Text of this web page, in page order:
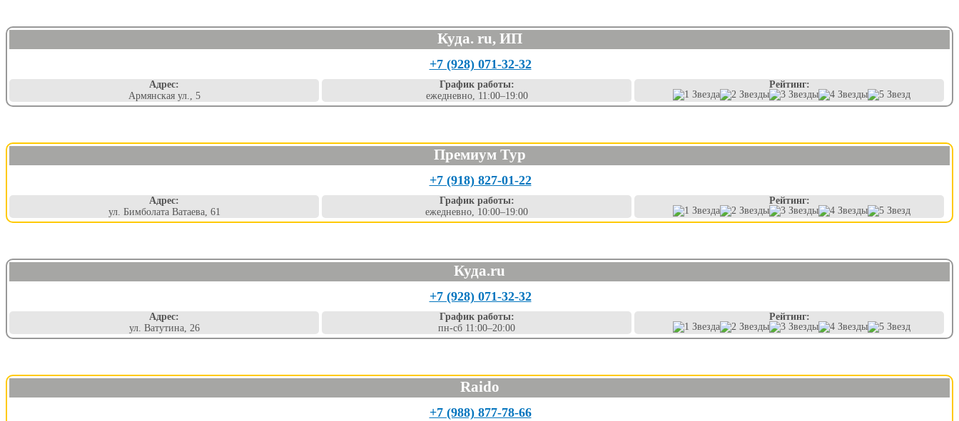
Куда. ru, ИП
+7 (928) 071-32-32
Адрес:
Армянская ул., 5
График работы:
ежедневно, 11:00–19:00
Рейтинг:
Премиум Тур
+7 (918) 827-01-22
Адрес:
ул. Бимболата Ватаева, 61
График работы:
ежедневно, 10:00–19:00
Рейтинг:
Куда.ru
+7 (928) 071-32-32
Адрес:
ул. Ватутина, 26
График работы:
пн-сб 11:00–20:00
Рейтинг:
Raido
+7 (988) 877-78-66